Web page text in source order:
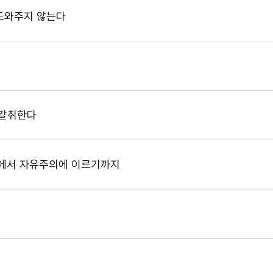
와주지 않는다
취한다
서 자유주의에 이르기까지